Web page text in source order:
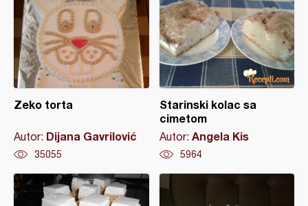
Zeko torta
Autor: Dijana Gavrilović
35055
Starinski kolac sa
cimetom
Autor: Angela Kis
5964